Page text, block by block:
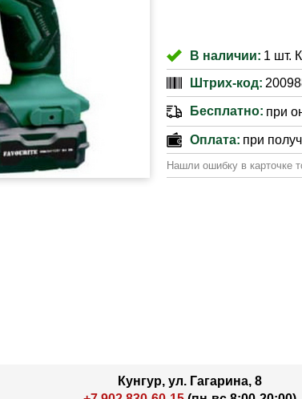
В наличии: 1 шт.
Штрих-код:
Бесплатно: при
Оплата: при
Нашли ошибку в карточке
Кунгур, ул. Гагарина, 8